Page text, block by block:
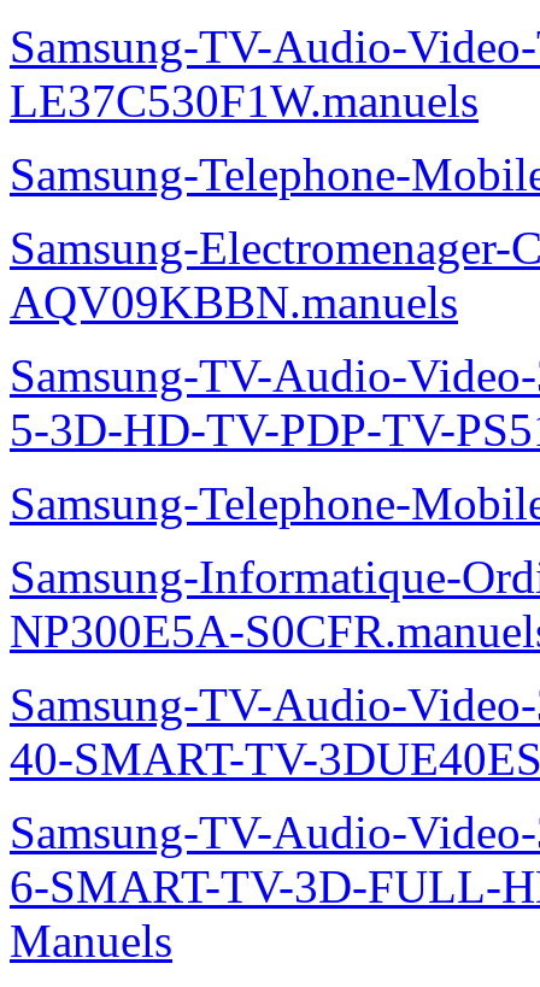
Samsung-TV-Audio-
LE37C530F1W.manuels
Samsung-Telephone-
Samsung-Electromenager-
AQV09KBBN.manuels
Samsung-TV-Audio-
5-3D-HD-TV-PDP-TV-
Samsung-Telephone-
Samsung-Informatique-
NP300E5A-
Samsung-TV-Audio-
40-SMART-TV-
Samsung-TV-Audio-
6-SMART-TV-3D-FULL-
Manuels